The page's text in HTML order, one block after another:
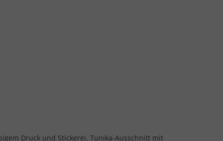
Druck und Stickerei. Tunika-Ausschnitt mit